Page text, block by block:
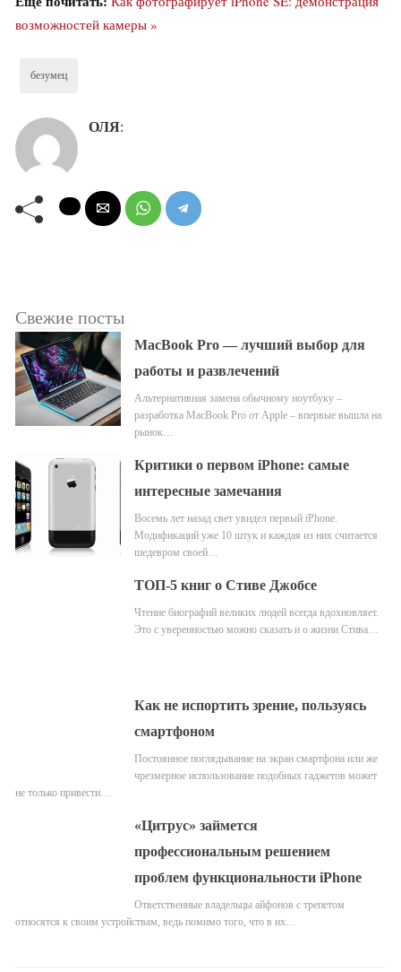
возможностей камеры »
безумец
ОЛЯ:
Свежие посты
MacBook Pro — лучший выбор для
работы и развлечений
Альтернативная замена обычному ноутбуку –
разработка MacBook Pro от Apple – впервые вышла на
рынок…
Критики о первом iPhone: самые
интересные замечания
Восемь лет назад свет увидел первый iPhone.
Модификаций уже 10 штук и каждая из них считается
шедевром своей…
ТОП-5 книг о Стиве Джобсе
Чтение биографий великих людей всегда вдохновляет.
Это с уверенностью можно сказать и о жизни Стива…
Как не испортить зрение, пользуясь
смартфоном
Постоянное поглядывание на экран смартфона или же
чрезмерное использование подобных гаджетов может
не только привести…
«Цитрус» займется
профессиональным решением
проблем функциональности iPhone
Ответственные владельцы айфонов с трепетом
относятся к своим устройствам, ведь помимо того, что в их…